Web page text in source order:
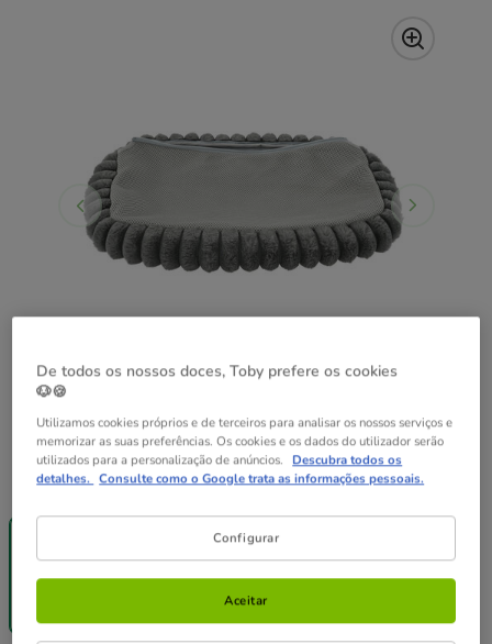
Medidas:60 x 40 x 19 cm Guia de tamanhos
60 x 40 x 19
😻-25%
+35€
29.99€
De todos os nossos doces, Toby prefere os cookies
🐶🍪
Utilizamos cookies próprios e de terceiros para analisar os nossos serviços e
memorizar as suas preferências. Os cookies e os dados do utilizador serão
utilizados para a personalização de anúncios. Descubra todos os
detalhes. Consulte como o Google trata as informações pessoais.
Configurar
Aceitar